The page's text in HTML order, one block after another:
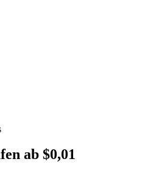
ab $0,01